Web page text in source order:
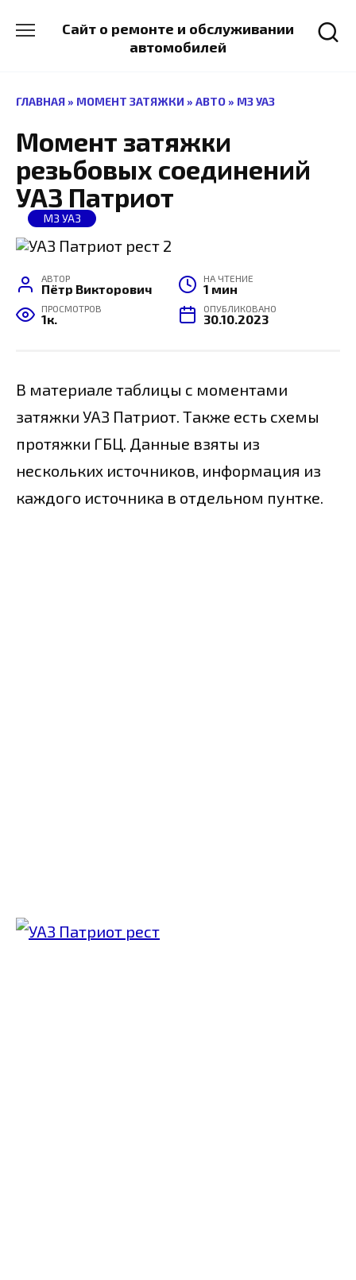
содержанию
Сайт о ремонте и обслуживании
автомобилей
ГЛАВНАЯ » МОМЕНТ ЗАТЯЖКИ » АВТО » МЗ УАЗ
Момент затяжки
резьбовых соединений
УАЗ Патриот
МЗ УАЗ
АВТОР
Пётр Викторович
НА ЧТЕНИЕ
1 мин
ПРОСМОТРОВ
1к.
ОПУБЛИКОВАНО
30.10.2023
В материале таблицы с моментами
затяжки УАЗ Патриот. Также есть схемы
протяжки ГБЦ. Данные взяты из
нескольких источников, информация из
каждого источника в отдельном пунтке.